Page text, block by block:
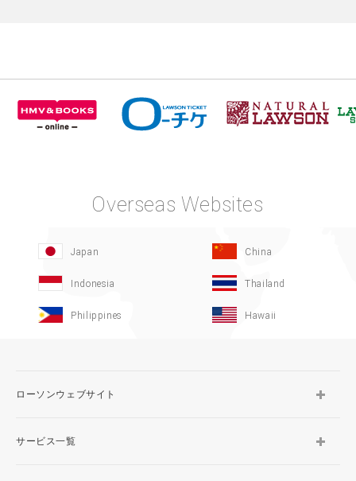
Overseas Websites
Japan China
Indonesia Thailand
Philippines Hawaii
ローソンウェブサイト
サービス一覧